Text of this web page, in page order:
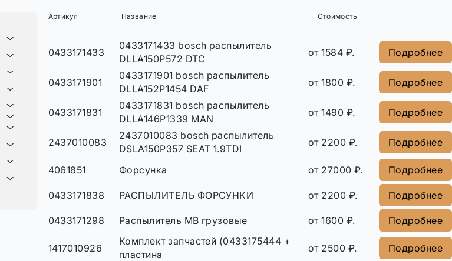
Артикул Название Стоимость
0433171433
0433171433 bosch распылитель
DLLA150P572 DTC
от 1584 ₽. Подробнее
0433171901
0433171901 bosch распылитель
DLLA152P1454 DAF
от 1800 ₽. Подробнее
0433171831
0433171831 bosch распылитель
DLLA146P1339 MAN
от 1490 ₽. Подробнее
2437010083
2437010083 bosch распылитель
DSLA150P357 SEAT 1.9TDI
от 2200 ₽. Подробнее
4061851 Форсунка от 27000 ₽. Подробнее
0433171838 РАСПЫЛИТЕЛЬ ФОРСУНКИ от 2200 ₽. Подробнее
0433171298 Распылитель MB грузовые от 1600 ₽. Подробнее
1417010926
Комплект запчастей (0433175444 +
пластина
от 2500 ₽. Подробнее